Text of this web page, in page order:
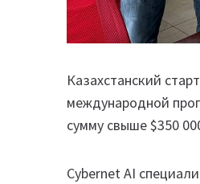
Казахстанский
международной
сумму свыше $350
Cybernet AI